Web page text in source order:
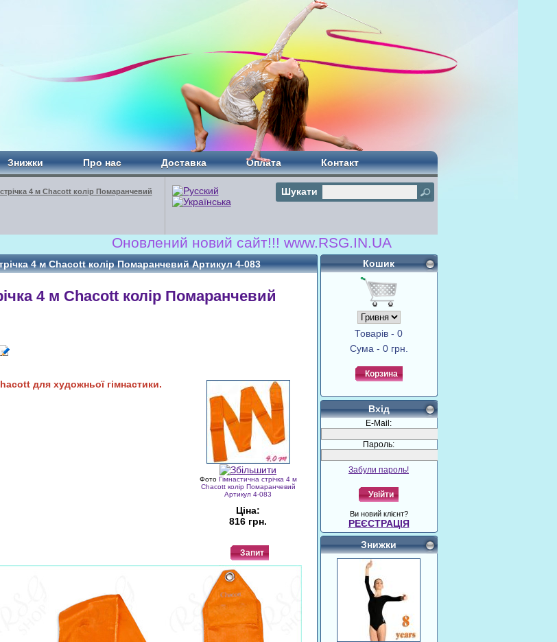
Знижки Про нас Доставка Оплата Контакт
4 м Chacott колір Помаранчевий Шукати
Оновлений новий сайт!!! www.RSG.IN.UA
4 м Chacott колір Помаранчевий Артикул 4-083
4 м Chacott колір Помаранчевий
Фото Гімнастична стрічка 4 м
Chacott колір Помаранчевий
Артикул 4-083
Ціна:
816 грн.
Запит
для художньої гімнастики.
Кошик
Товарів - 0
Сума - 0 грн.
Корзина
Вхід
E-Mail:
Пароль:
Забули пароль!
Увійти
Ви новий клієнт?
РЕЄСТРАЦІЯ
Знижки